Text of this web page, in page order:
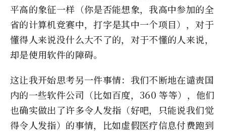
平高的象征一样（你是否能想象，我高中参加的全
省的计算机竞赛中，打字是其中一个项目），对于
懂得人来说没什么大不了的，对于不懂的人来说，
却是使用软件的障碍。
这让我开始思考另一件事情：我们不断地在谴责国
内的一些软件公司（比如百度，360 等等），他们
也确实做出了许多令人发指（好吧，只能说我们觉
得令人发指）的事情，比如虚假医疗信息付费跑到